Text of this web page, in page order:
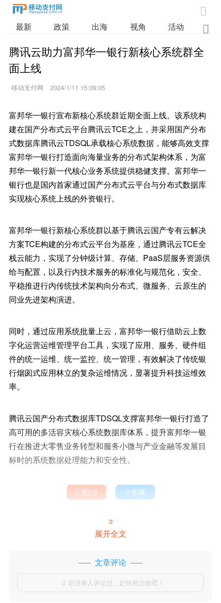

最新 政策 出海 视角 活动 业

腾讯云助力富邦华一银行新核心系统群全
面上线
移动支付网 2024/1/11 15:09:05
富邦华一银行宣布新核心系统群近期全面上线。该系统构
建在国产分布式云平台腾讯云TCE之上，并采用国产分布
式数据库腾讯云TDSQL承载核心系统数据，能够高效支撑
富邦华一银行打造面向海量业务的分布式架构体系，为富
邦华一银行新一代核心业务系统提供稳健支撑。富邦华一
银行也是国内首家通过国产分布式云平台与分布式数据库
实现核心系统上线的外资银行。
富邦华一银行新核心系统群以基于腾讯云国产专有云解决
方案TCE构建的分布式云平台为基座，通过腾讯云TCE全
栈云能力，实现了分钟级计算、存储、PaaS层服务资源供
给与配置，以及行内技术服务的标准化与规范化，安全、
平稳推进行内传统技术架构向分布式、微服务、云原生的
同业先进架构演进。
同时，通过应用系统批量上云，富邦华一银行借助云上数
字化运营运维管理平台工具，实现了应用、服务、硬件组
件的统一运维、统一监控、统一管理，有效解决了传统银
行烟囱式应用林立的复杂运维情况，显著提升科技运维效
率。
腾讯云国产分布式数据库TDSQL支撑富邦华一银行打造了
高可用的多活容灾核心系统数据库体系，提升富邦华一银
行在推进大零售业务转型和服务小微与产业金融等发展目
标时的系统数据处理能力和安全性。
 赞()  收藏

展开全文
文章评论
 还没有人评论过，赶快抢沙发吧！